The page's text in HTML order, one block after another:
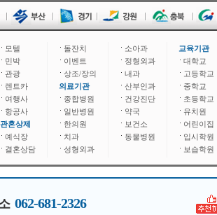
모텔
민박
관광
렌트카
여행사
항공사
관혼상제
예식장
결혼상담
돌잔치
이벤트
상조/장의
의료기관
종합병원
일반병원
한의원
치과
성형외과
소아과
정형외과
내과
산부인과
건강진단
약국
보건소
동물병원
교육기관
대학교
고등학교
중학교
초등학교
유치원
어린이집
입시학원
보습학원
062-681-2326